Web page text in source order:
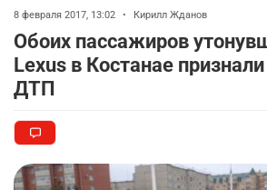
8 февраля 2017, 13:02 • Кирилл Жданов
Обоих пассажиров
Lexus в Костанае
ДТП